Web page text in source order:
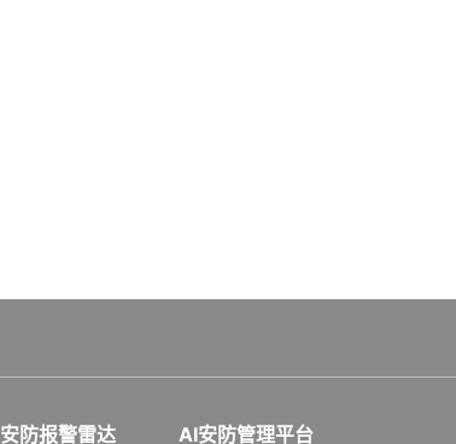
安防报警雷达 AI安防管理平台